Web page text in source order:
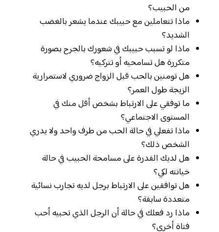
من الحبيب؟
ماذا تتعاملين مع حبيبك عندما يشعر بالغضب
الشديد؟
ماذا لو تسبب حبيبك في شعورك بالجرح بصورة
متكررة هل تسامحيه أو تتركيه؟
هل تومنين بالحب قبل الزواج ضروري لاستمرارية
الزيجة طول العمر؟
ما توفقي على الارتباط بشخص أقل منك في
المستوى الاجتماعي؟
ماذا تفعلي في حالة الحب من طرف واحد ولا يدري
الشخص ذلك؟
هل لديك القدرة على مسامحة الحبيب في حالة
خيانته لكي؟
هل توافقين على الارتباط برجل لديه تجارب نسائية
متعددة سابقة؟
ماذا رد فعلك في حالة أن الرجل الذي تحبيه أحب
فتاة أخرى؟